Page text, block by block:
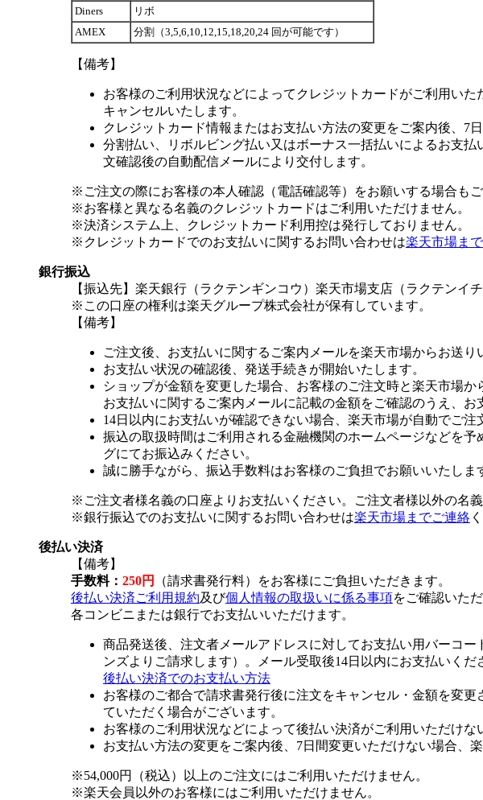
Diners
リボ
AMEX
分割（3,5,6,10,12,15,18,20,24 回が可能です）
【備考】
お客様のご利用状況などによってクレジットカードがご利用い
キャンセルいたします。
クレジットカード情報またはお支払い方法の変更をご案内後、7
分割払い、リボルビング払い又はボーナス一括払いによるお支
文確認後の自動配信メールにより交付します。
※ご注文の際にお客様の本人確認（電話確認等）をお願いする場合もご
※お客様と異なる名義のクレジットカードはご利用いただけません。
※決済システム上、クレジットカード利用控は発行しておりません。
※クレジットカードでのお支払いに関するお問い合わせは楽天市場ま
銀行振込
【振込先】楽天銀行（ラクテンギンコウ）楽天市場支店（ラクテンイ
※この口座の権利は楽天グループ株式会社が保有しています。
【備考】
ご注文後、お支払いに関するご案内メールを楽天市場からお送り
お支払い状況の確認後、発送手続きが開始いたします。
ショップが金額を変更した場合、お客様のご注文時と楽天市場
お支払いに関するご案内メールに記載の金額をご確認のうえ、お
14日以内にお支払いが確認できない場合、楽天市場が自動でご注
振込の取扱時間はご利用される金融機関のホームページなどを
グにてお振込みください。
誠に勝手ながら、振込手数料はお客様のご負担でお願いいたしま
※ご注文者様名義の口座よりお支払いください。ご注文者様以外の名
※銀行振込でのお支払いに関するお問い合わせは楽天市場までご連絡
後払い決済
【備考】
手数料： 250円
（請求書発行料）をお客様にご負担いただきます。
後払い決済ご利用規約及び個人情報の取扱いに係る事項をご確認いた
各コンビニまたは銀行でお支払いいただけます。
商品発送後、注文者メールアドレスに対してお支払い用バーコ
ンズよりご請求します）。メール受取後14日以内にお支払いくだ
後払い決済でのお支払い方法
お客様のご都合で請求書発行後に注文をキャンセル・金額を変
ていただく場合がございます。
お客様のご利用状況などによって後払い決済がご利用いただけ
お支払い方法の変更をご案内後、7日間変更いただけない場合、
※54,000円（税込）以上のご注文にはご利用いただけません。
※楽天会員以外のお客様にはご利用いただけません。